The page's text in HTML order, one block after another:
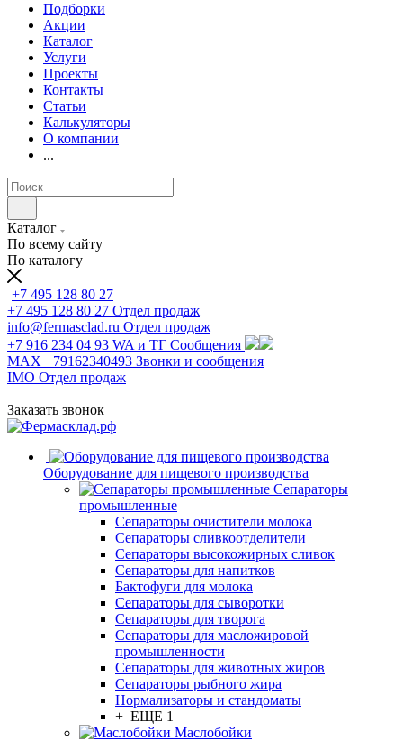
Подборки
Акции
Каталог
Услуги
Проекты
Контакты
Статьи
Калькуляторы
О компании
...
Каталог
По всему сайту
По каталогу
+7 495 128 80 27
+7 495 128 80 27 Отдел продаж
info@fermasclad.ru Отдел продаж
+7 916 234 04 93 WA и ТГ Сообщения
MAX +79162340493 Звонки и сообщения
IMO Отдел продаж
Заказать звонок
Оборудование для пищевого производства
Сепараторы
промышленные
Сепараторы очистители молока
Сепараторы сливкоотделители
Сепараторы высокожирных сливок
Сепараторы для напитков
Бактофуги для молока
Сепараторы для сыворотки
Сепараторы для творога
Сепараторы для масложировой
промышленности
Сепараторы для животных жиров
Сепараторы рыбного жира
Нормализаторы и стандоматы
+ ЕЩЕ 1
Маслобойки